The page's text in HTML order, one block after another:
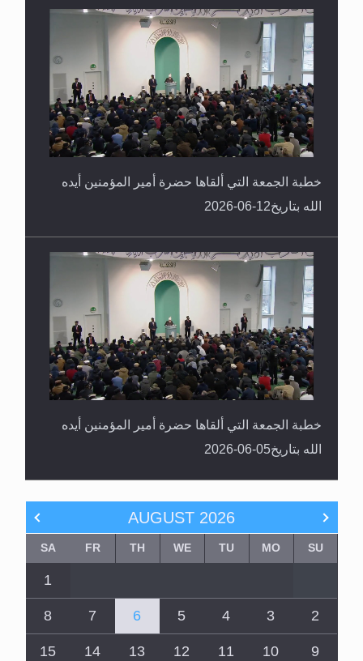
خطبة الجمعة التي ألقاها حضرة أمير المؤمنين أيده
الله بتاريخ12-06-2026
خطبة الجمعة التي ألقاها حضرة أمير المؤمنين أيده
الله بتاريخ05-06-2026
AUGUST 2026
SU
MO
TU
WE
TH
FR
SA
1
2
3
4
5
6
7
8
9
10
11
12
13
14
15